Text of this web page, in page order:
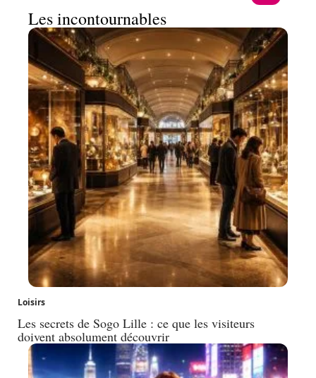
Les incontournables
Loisirs
Les secrets de Sogo Lille : ce que les visiteurs
doivent absolument découvrir